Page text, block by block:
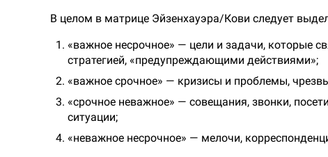
В целом в матрице Эйзенхауэра/Кови следует
«важное несрочное» — цели и задачи, которые
стратегией, «предупреждающими действиями»;
«важное срочное» — кризисы и проблемы,
«срочное неважное» — совещания, звонки,
ситуации;
«неважное несрочное» — мелочи,